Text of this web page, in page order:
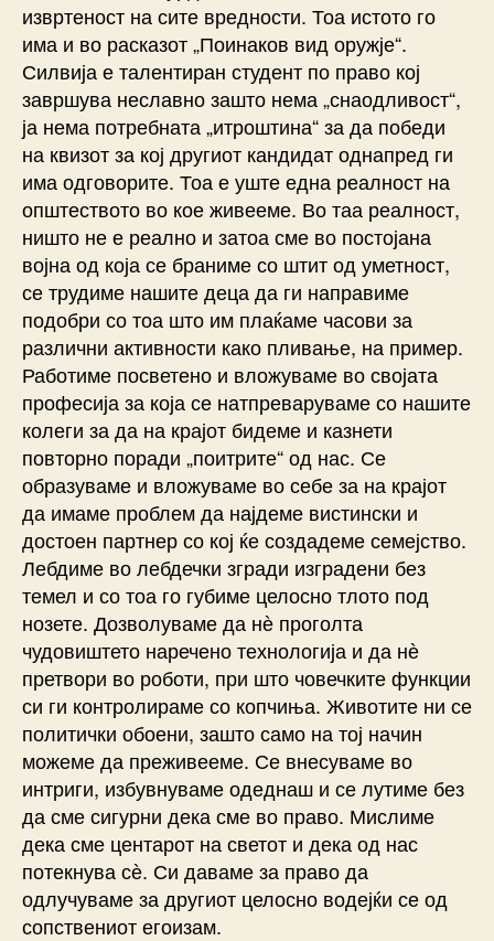
извртеност на сите вредности. Тоа истото го
има и во расказот „Поинаков вид оружје“.
Силвија е талентиран студент по право кој
завршува неславно зашто нема „снаодливост“,
ја нема потребната „итроштина“ за да победи
на квизот за кој другиот кандидат однапред ги
има одговорите. Тоа е уште една реалност на
општеството во кое живееме. Во таа реалност,
ништо не е реално и затоа сме во постојана
војна од која се браниме со штит од уметност,
се трудиме нашите деца да ги направиме
подобри со тоа што им плаќаме часови за
различни активности како пливање, на пример.
Работиме посветено и вложуваме во својата
професија за која се натпреваруваме со нашите
колеги за да на крајот бидеме и казнети
повторно поради „поитрите“ од нас. Се
образуваме и вложуваме во себе за на крајот
да имаме проблем да најдеме вистински и
достоен партнер со кој ќе создадеме семејство.
Лебдиме во лебдечки згради изградени без
темел и со тоа го губиме целосно тлото под
нозете. Дозволуваме да нѐ проголта
чудовиштето наречено технологија и да нѐ
претвори во роботи, при што човечките функции
си ги контролираме со копчиња. Животите ни се
политички обоени, зашто само на тој начин
можеме да преживееме. Се внесуваме во
интриги, избувнуваме одеднаш и се лутиме без
да сме сигурни дека сме во право. Мислиме
дека сме центарот на светот и дека од нас
потекнува сѐ. Си даваме за право да
одлучуваме за другиот целосно водејќи се од
сопствениот егоизам.